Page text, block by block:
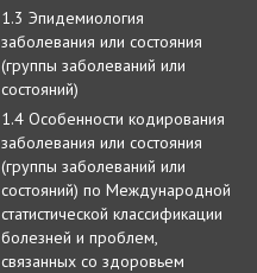
1.3 Эпидемиология
заболевания или состояния
(группы заболеваний или
состояний)
1.4 Особенности кодирования
заболевания или состояния
(группы заболеваний или
состояний) по Международной
статистической классификации
болезней и проблем,
связанных со здоровьем